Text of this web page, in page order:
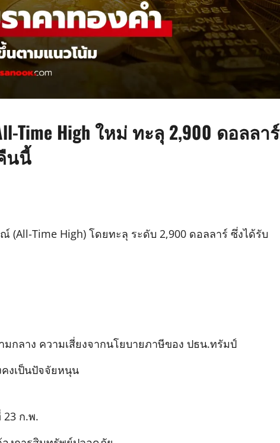
Time High ใหม่ ทะลุ 2,900 ดอลลาร์
นนี้
(All-Time High) โดยทะลุ ระดับ 2,900 ดอลลาร์ ซึ่งได้รับ
กลาง ความเสี่ยงจากนโยบายภาษีของ ปธน.ทรัมป์
งเป็นปัจจัยหนุน
23 ก.พ.